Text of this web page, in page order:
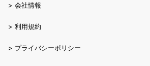
> 会社情報
> 利用規約
> プライバシーポリシー